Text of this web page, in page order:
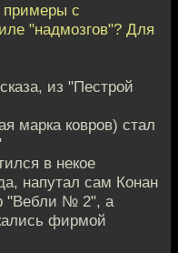
с
"надмозгов"? Для
из "Пестрой
марка ковров) стал
в некое
напутал сам Конан
"Вебли № 2", а
фирмой